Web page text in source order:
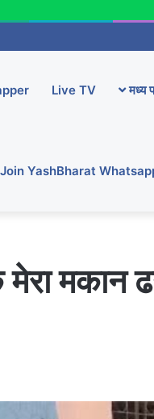
Live TV मध्य
Join YashBharat
मकान